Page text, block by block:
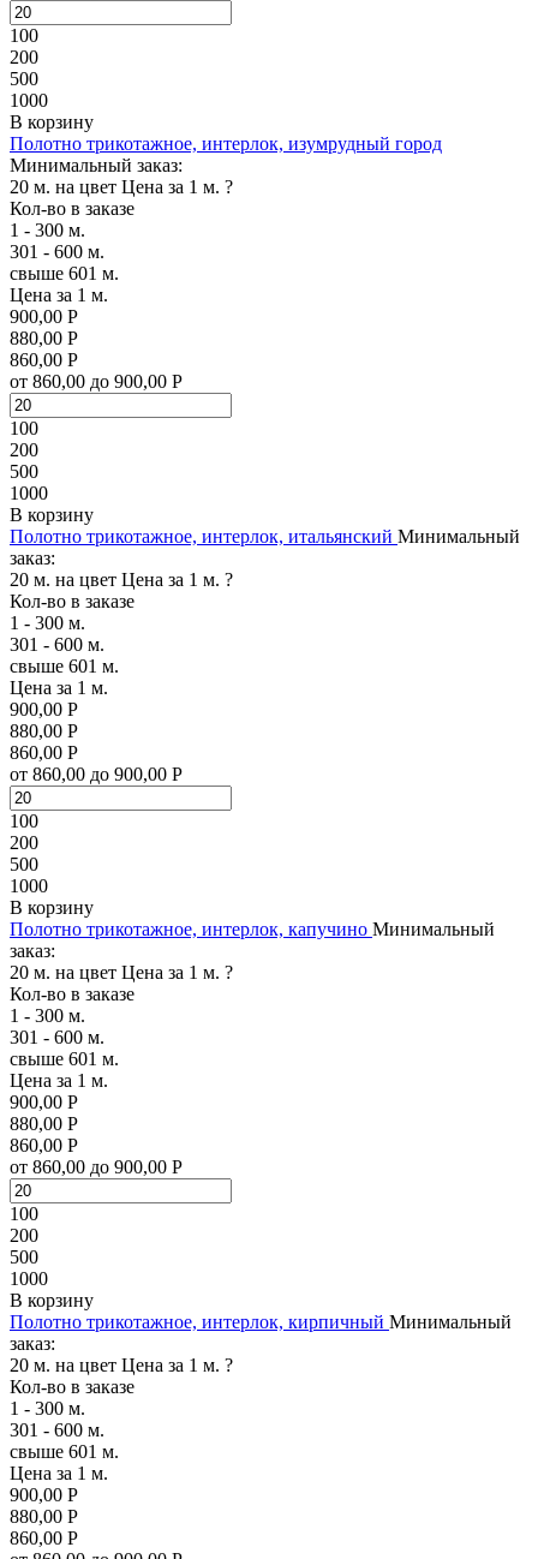
100
200
500
1000
В корзину
Полотно трикотажное, интерлок, изумрудный город
Минимальный заказ:
20 м. на цвет Цена за 1 м. ?
Кол-во в заказе
1 - 300 м.
301 - 600 м.
свыше 601 м.
Цена за 1 м.
900,00 Р
880,00 Р
860,00 Р
от 860,00 до 900,00 Р
100
200
500
1000
В корзину
Полотно трикотажное, интерлок, итальянский Минимальный
заказ:
20 м. на цвет Цена за 1 м. ?
Кол-во в заказе
1 - 300 м.
301 - 600 м.
свыше 601 м.
Цена за 1 м.
900,00 Р
880,00 Р
860,00 Р
от 860,00 до 900,00 Р
100
200
500
1000
В корзину
Полотно трикотажное, интерлок, капучино Минимальный
заказ:
20 м. на цвет Цена за 1 м. ?
Кол-во в заказе
1 - 300 м.
301 - 600 м.
свыше 601 м.
Цена за 1 м.
900,00 Р
880,00 Р
860,00 Р
от 860,00 до 900,00 Р
100
200
500
1000
В корзину
Полотно трикотажное, интерлок, кирпичный Минимальный
заказ:
20 м. на цвет Цена за 1 м. ?
Кол-во в заказе
1 - 300 м.
301 - 600 м.
свыше 601 м.
Цена за 1 м.
900,00 Р
880,00 Р
860,00 Р